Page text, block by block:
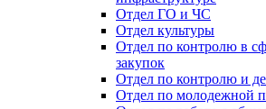
Отдел ГО и ЧС
Отдел культуры
Отдел по контролю в
закупок
Отдел по контролю и
Отдел по молодежной